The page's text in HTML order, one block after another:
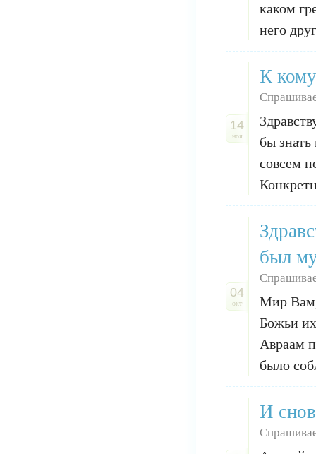
каком
него
14
ноя
К
бы
совсем
04
окт
был
Мир Вам,
Божьи
Авраам
было
И